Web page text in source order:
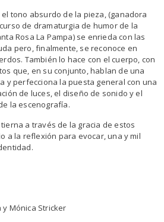
tono absurdo de la pieza, (ganadora
de dramaturgia de humor de la
Rosa La Pampa) se enrieda con las
pero, finalmente, se reconoce en
También lo hace con el cuerpo, con
que, en su conjunto, hablan de una
y perfecciona la puesta general con una
de luces, el diseño de sonido y el
la escenografía.
a través de la gracia de estos
a la reflexión para evocar, una y mil
Mónica Stricker